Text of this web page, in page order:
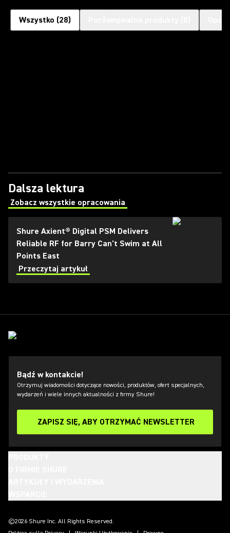
Wszystko (28)
Dalsza lektura
Zobacz wszystkie opracowania
(Opens in a new tab)
Shure Axient® Digital PSM Delivers
Reliable RF for Barry Can't Swim at All
Points East
Przeczytaj artykuł
Bądź w kontakcie!
Otrzymuj wiadomości dotyczące nowości, produktów, ofert specjalnych,
wydarzeń i wiele innych aktualności z firmy Shure!
ZAPISZ SIĘ, ABY OTRZYMAĆ NEWSLETTER
©2026 Shure Inc. All Rights Reserved.